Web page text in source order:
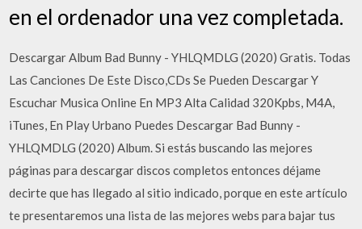
en el ordenador una vez completada.
Descargar Album Bad Bunny - YHLQMDLG (2020) Gratis. Todas
Las Canciones De Este Disco,CDs Se Pueden Descargar Y
Escuchar Musica Online En MP3 Alta Calidad 320Kpbs, M4A,
iTunes, En Play Urbano Puedes Descargar Bad Bunny -
YHLQMDLG (2020) Album. Si estás buscando las mejores
páginas para descargar discos completos entonces déjame
decirte que has llegado al sitio indicado, porque en este artículo
te presentaremos una lista de las mejores webs para bajar tus